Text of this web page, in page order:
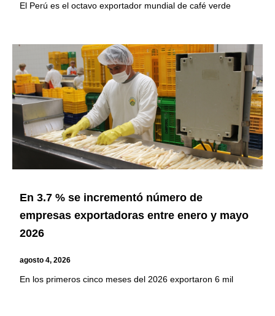
El Perú es el octavo exportador mundial de café verde
En 3.7 % se incrementó número de
empresas exportadoras entre enero y mayo
2026
agosto 4, 2026
En los primeros cinco meses del 2026 exportaron 6 mil